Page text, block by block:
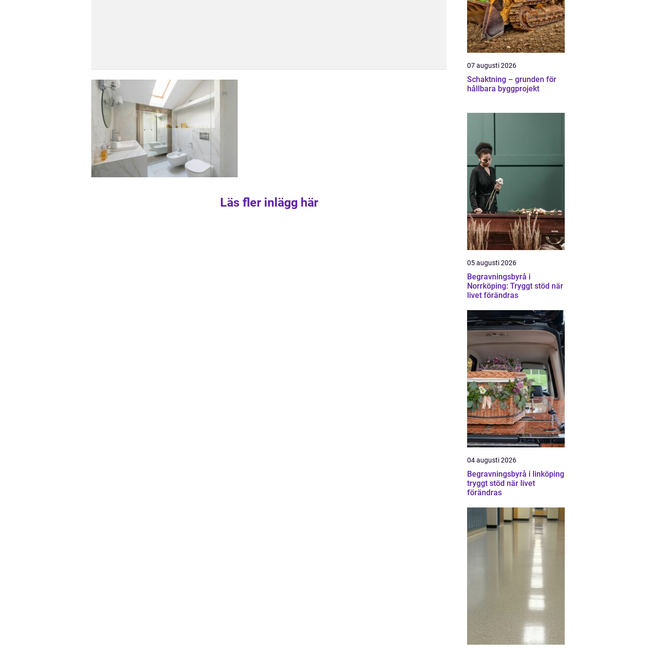
Läs fler inlägg här
07 augusti 2026
Schaktning – grunden för
hållbara byggprojekt
05 augusti 2026
Begravningsbyrå i
Norrköping: Tryggt stöd när
livet förändras
04 augusti 2026
Begravningsbyrå i linköping
tryggt stöd när livet
förändras